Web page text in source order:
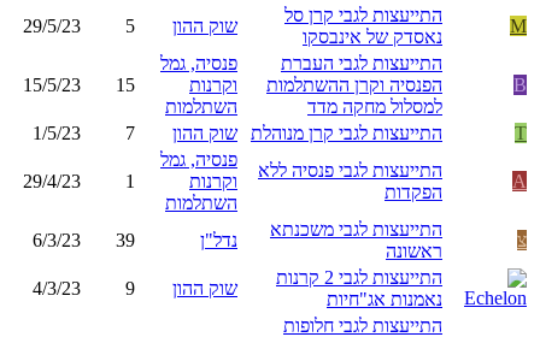
M
התייעצות לגבי קרן סל
נאסדק של אינבסקו
שוק ההון 5
29/5/23
B
התייעצות לגבי העברת
הפנסיה וקרן ההשתלמות
למסלול מחקה מדד
פנסיה, גמל
וקרנות
השתלמות
15
15/5/23
T התייעצות לגבי קרן מנוהלת שוק ההון 7
1/5/23
A
התייעצות לגבי פנסיה ללא
הפקדות
פנסיה, גמל
וקרנות
השתלמות
1
29/4/23
צ
התייעצות לגבי משכנתא
ראשונה
נדל"ן 39
6/3/23
התייעצות לגבי 2 קרנות
נאמנות אג"חיות
שוק ההון 9
4/3/23
התייעצות לגבי חלופות